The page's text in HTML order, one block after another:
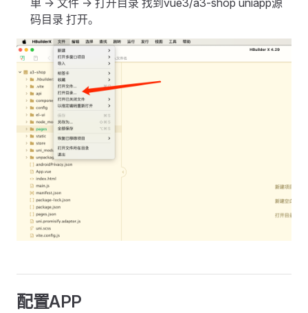
单 -> 文件 -> 打开目录 找到vue3/a3-shop uniapp源
码目录 打开。
配置APP